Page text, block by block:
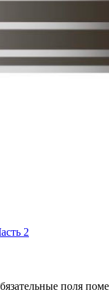
2
поля